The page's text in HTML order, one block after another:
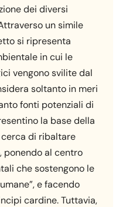
dei diversi
un simile
si ripresenta
in cui le
vengono svilite dal
soltanto in meri
fonti potenziali di
la base della
di ribaltare
ponendo al centro
che sostengono le
e facendo
cardine. Tuttavia,